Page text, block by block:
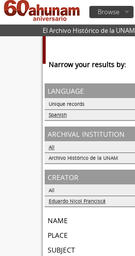
Browse
El Archivo Histórico de la UNAM
Narrow your results by:
language
Unique records
Spanish
archival institution
All
Archivo Histórico de la UNAM
creator
All
Eduardo Nicol Franciscá
name
place
subject